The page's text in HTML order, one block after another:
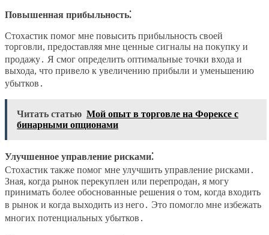
Повышенная прибыльность⁚
Стохастик помог мне повысить прибыльность своей
торговли, предоставляя мне ценные сигналы на покупку и
продажу․ Я смог определить оптимальные точки входа и
выхода, что привело к увеличению прибыли и уменьшению
убытков․
Читать статью Мой опыт в торговле на Форексе с
бинарными опционами
Улучшенное управление рисками⁚
Стохастик также помог мне улучшить управление рисками․
Зная, когда рынок перекуплен или перепродан, я могу
принимать более обоснованные решения о том, когда входить
в рынок и когда выходить из него․ Это помогло мне избежать
многих потенциальных убытков․